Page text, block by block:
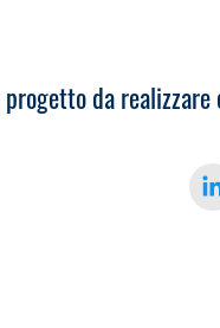
progettoda realizzare